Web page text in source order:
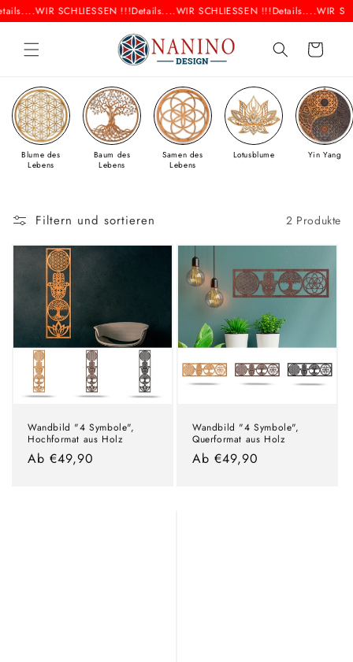
Direkt
zum
WIR SCHLIESSEN !!!Details....WIR SCHLIESSEN !!!Details....WIR
Warenkorb
Blume des
Lebens
Baum des
Lebens
Samen des
Lebens
Lotusblume Yin Yang
Filtern und sortieren 2 Produkte
Wandbild "4 Symbole",
Hochformat aus Holz
Normaler
Ab €49,90
Wandbild "4 Symbole",
Querformat aus Holz
Normaler
Ab €49,90